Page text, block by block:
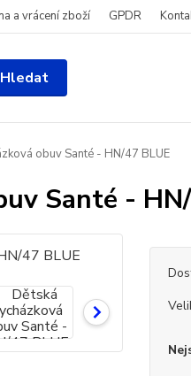
a vrácení zboží GPDR
Hledat
obuv Santé - HN/47 BLUE
Santé -